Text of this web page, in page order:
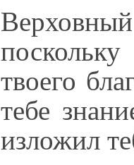
твоего
тебе
изложил